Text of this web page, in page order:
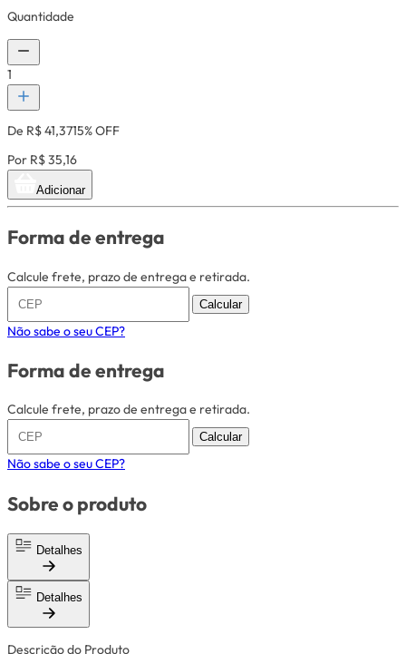
Quantidade
1
De R$ 41,3715% OFF
Por R$ 35,16
Adicionar
Forma de entrega
Calcule frete, prazo de entrega e retirada.
Calcular
Não sabe o seu CEP?
Forma de entrega
Calcule frete, prazo de entrega e retirada.
Calcular
Não sabe o seu CEP?
Sobre o produto
Detalhes
Detalhes
Descrição do Produto